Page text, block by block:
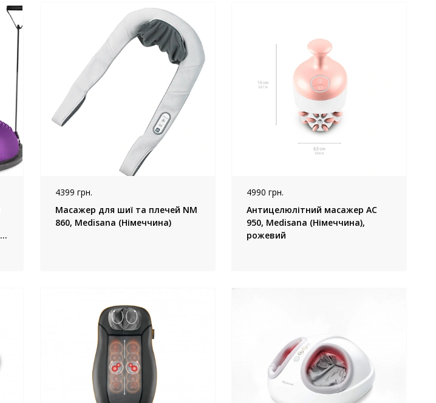
4399 грн.
Масажер для шиї та плечей NM
860, Medisana (Німеччина)
4990 грн.
Антицелюлітний масажер AC
950, Medisana (Німеччина),
рожевий